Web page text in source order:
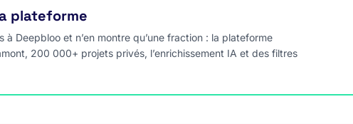
plateforme
Deepbloo et n’en montre qu’une fraction : la plateforme
200 000+ projets privés, l’enrichissement IA et des filtres